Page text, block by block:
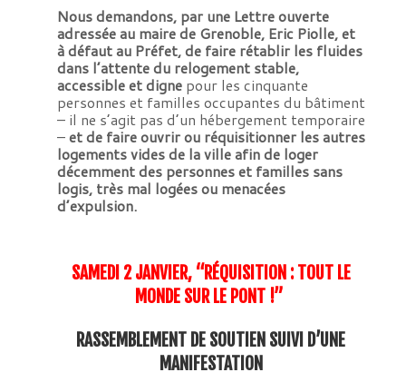
Nous demandons, par une Lettre ouverte
adressée au maire de Grenoble, Eric Piolle, et
à défaut au Préfet, de faire rétablir les fluides
dans l’attente du relogement stable,
accessible et dignepour les cinquante
personnes et familles occupantes du bâtiment
– il ne s’agit pas d’un hébergement temporaire
–et de faire ouvrir ou réquisitionner les autres
logements vides de la ville afin de loger
décemment des personnes et familles sans
logis, très mal logées ou menacées
d’expulsion.
SAMEDI 2 JANVIER, “RÉQUISITION : TOUT LE
MONDE SUR LE PONT !”
RASSEMBLEMENT DE SOUTIEN SUIVI D’UNE
MANIFESTATION